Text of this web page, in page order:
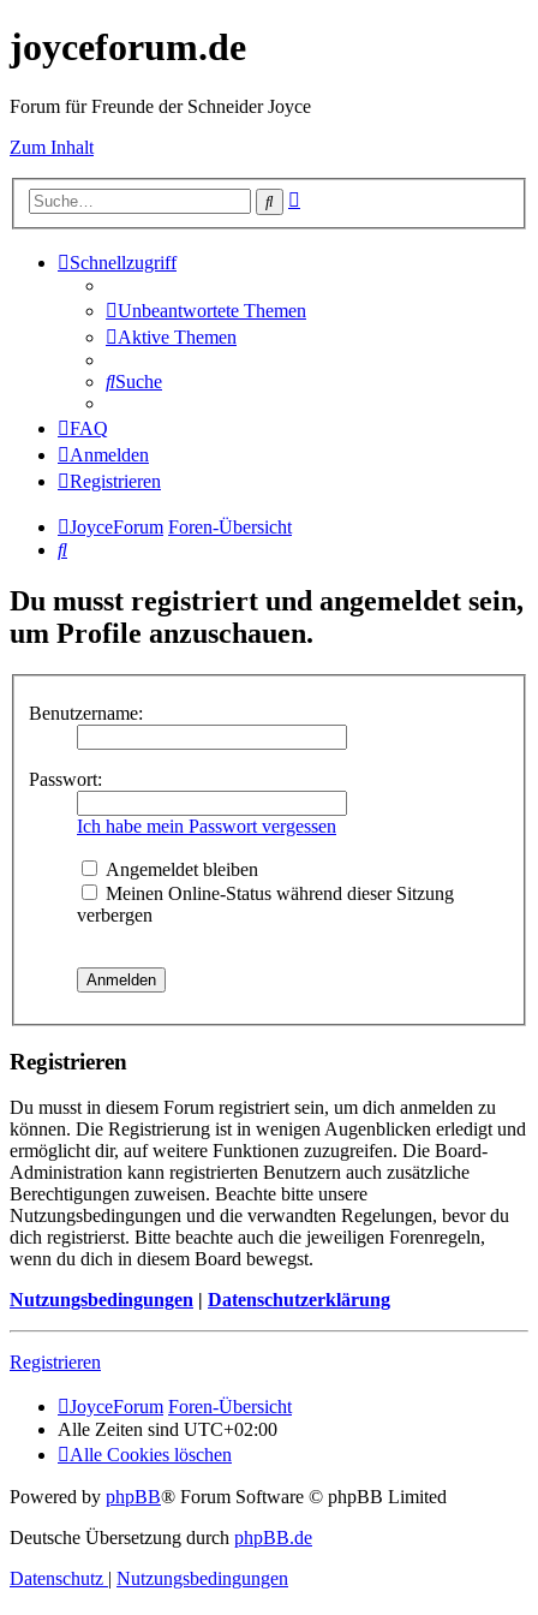
joyceforum.de
Forum für Freunde der Schneider Joyce
Zum Inhalt
Suche
Schnellzugriff
Unbeantwortete Themen
Aktive Themen
Suche
FAQ
Anmelden
Registrieren
JoyceForum Foren-Übersicht
Suche
Du musst registriert und angemeldet sein,
um Profile anzuschauen.
Benutzername:
Passwort:
Ich habe mein Passwort vergessen
Angemeldet bleiben
Meinen Online-Status während dieser Sitzung
verbergen
Registrieren
Du musst in diesem Forum registriert sein, um dich anmelden zu
können. Die Registrierung ist in wenigen Augenblicken erledigt und
ermöglicht dir, auf weitere Funktionen zuzugreifen. Die Board-
Administration kann registrierten Benutzern auch zusätzliche
Berechtigungen zuweisen. Beachte bitte unsere
Nutzungsbedingungen und die verwandten Regelungen, bevor du
dich registrierst. Bitte beachte auch die jeweiligen Forenregeln,
wenn du dich in diesem Board bewegst.
Nutzungsbedingungen | Datenschutzerklärung
Registrieren
JoyceForum Foren-Übersicht
Alle Zeiten sind UTC+02:00
Alle Cookies löschen
Powered by phpBB® Forum Software © phpBB Limited
Deutsche Übersetzung durch phpBB.de
Datenschutz | Nutzungsbedingungen